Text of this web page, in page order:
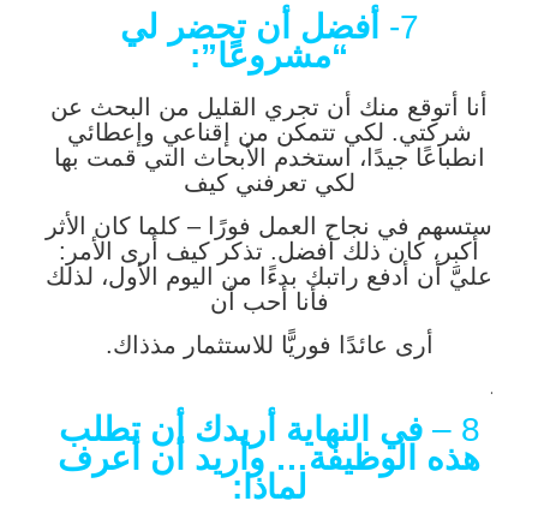
7- أفضل أن تحضر لي
“مشروعًا”:
أنا أتوقع منك أن تجري القليل من البحث عن
شركتي. لكي تتمكن من إقناعي وإعطائي
انطباعًا جيدًا، استخدم الأبحاث التي قمت بها
لكي تعرفني كيف
ستسهم في نجاح العمل فورًا – كلما كان الأثر
أكبر، كان ذلك أفضل. تذكر كيف أرى الأمر:
عليَّ أن أدفع راتبك بدءًا من اليوم الأول، لذلك
فأنا أحب أن
أرى عائدًا فوريًّا للاستثمار مذذاك.
.
8 – في النهاية أريدك أن تطلب
هذه الوظيفة… وأريد أن أعرف
لماذا: